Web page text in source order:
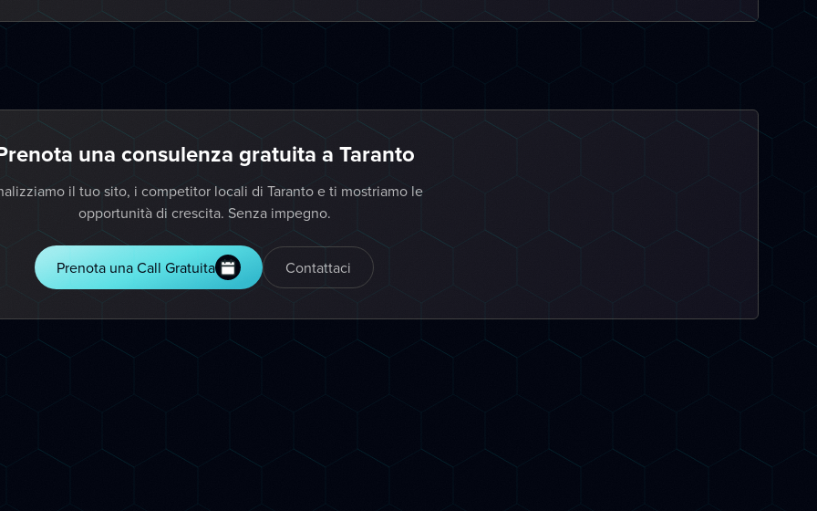
una consulenza gratuita a Taranto
il tuo sito, i competitor locali di Taranto e ti mostriamo le
opportunità di crescita. Senza impegno.
Prenota una Call Gratuita Contattaci